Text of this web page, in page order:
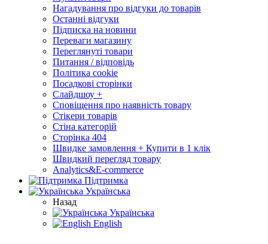
Нагадування про відгуки до товарів
Останні відгуки
Підписка на новини
Переваги магазину
Переглянуті товари
Питання / відповідь
Політика cookie
Посадкові сторінки
Слайдшоу +
Сповіщення про наявність товару
Стікери товарів
Стіна категорій
Сторінка 404
Швидке замовлення + Купити в 1 клік
Швидкий перегляд товару
Analytics&E-commerce
Підтримка
Українська
Назад
Українська
English